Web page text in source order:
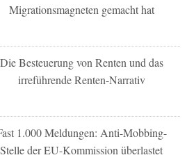
Migrationsmagneten gemacht hat
Die Besteuerung von Renten und das
irreführende Renten-Narrativ
1.000 Meldungen: Anti-Mobbing-
Stelle der EU-Kommission überlastet